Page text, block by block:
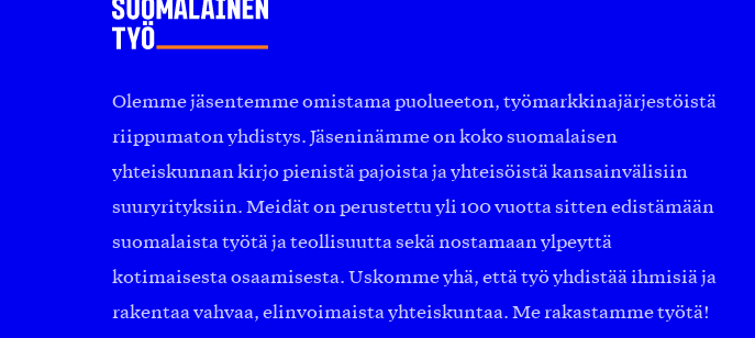
Olemme jäsentemme omistama puolueeton, työmarkkinajärjestöistä
riippumaton yhdistys. Jäseninämme on koko suomalaisen
yhteiskunnan kirjo pienistä pajoista ja yhteisöistä kansainvälisiin
suuryrityksiin. Meidät on perustettu yli 100 vuotta sitten edistämään
suomalaista työtä ja teollisuutta sekä nostamaan ylpeyttä
kotimaisesta osaamisesta. Uskomme yhä, että työ yhdistää ihmisiä ja
rakentaa vahvaa, elinvoimaista yhteiskuntaa. Me rakastamme työtä!